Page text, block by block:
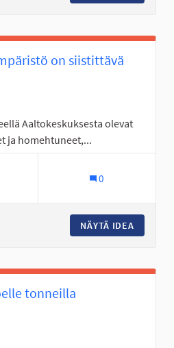
on siistittävä
Aaltokeskuksesta olevat
ja homehtuneet,...
0
NÄYTÄ IDEA
tonneilla